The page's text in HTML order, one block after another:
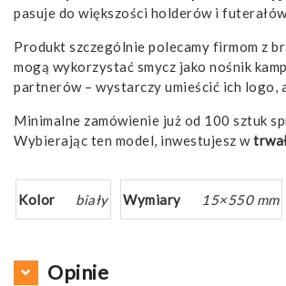
pasuje do większości holderów i
Produkt szczególnie polecamy firmom z
mogą wykorzystać smycz jako nośnik
partnerów – wystarczy umieścić ich logo,
Minimalne zamówienie już od 100 sztuk
Wybierając ten model, inwestujesz w
Kolor biały Wymiary 15×550 mm
Opinie